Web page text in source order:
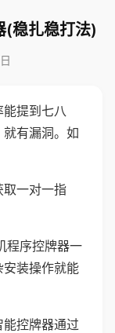
(稳扎稳打法)
提到七八
有漏洞。如
取一对一指
程序控牌器一
装操作就能
控牌器通过